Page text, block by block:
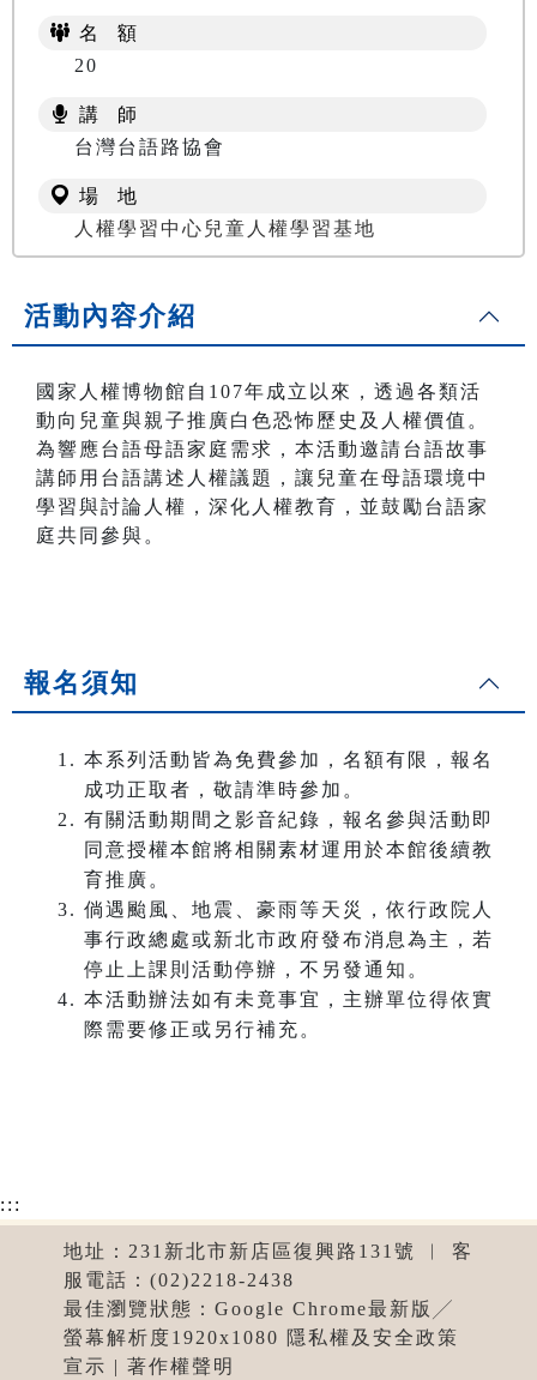
名 額
20
講 師
台灣台語路協會
場 地
人權學習中心兒童人權學習基地
活動內容介紹
國家人權博物館自107年成立以來，透過各類活
動向兒童與親子推廣白色恐怖歷史及人權價值。
為響應台語母語家庭需求，本活動邀請台語故事
講師用台語講述人權議題，讓兒童在母語環境中
學習與討論人權，深化人權教育，並鼓勵台語家
庭共同參與。
報名須知
本系列活動皆為免費參加，名額有限，報名
成功正取者，敬請準時參加。
有關活動期間之影音紀錄，報名參與活動即
同意授權本館將相關素材運用於本館後續教
育推廣。
倘遇颱風、地震、豪雨等天災，依行政院人
事行政總處或新北市政府發布消息為主，若
停止上課則活動停辦，不另發通知。
本活動辦法如有未竟事宜，主辦單位得依實
際需要修正或另行補充。
:::
地址：231新北市新店區復興路131號 ︱ 客
服電話：(02)2218-2438
最佳瀏覽狀態：Google Chrome最新版╱
螢幕解析度1920x1080 隱私權及安全政策
宣示 | 著作權聲明